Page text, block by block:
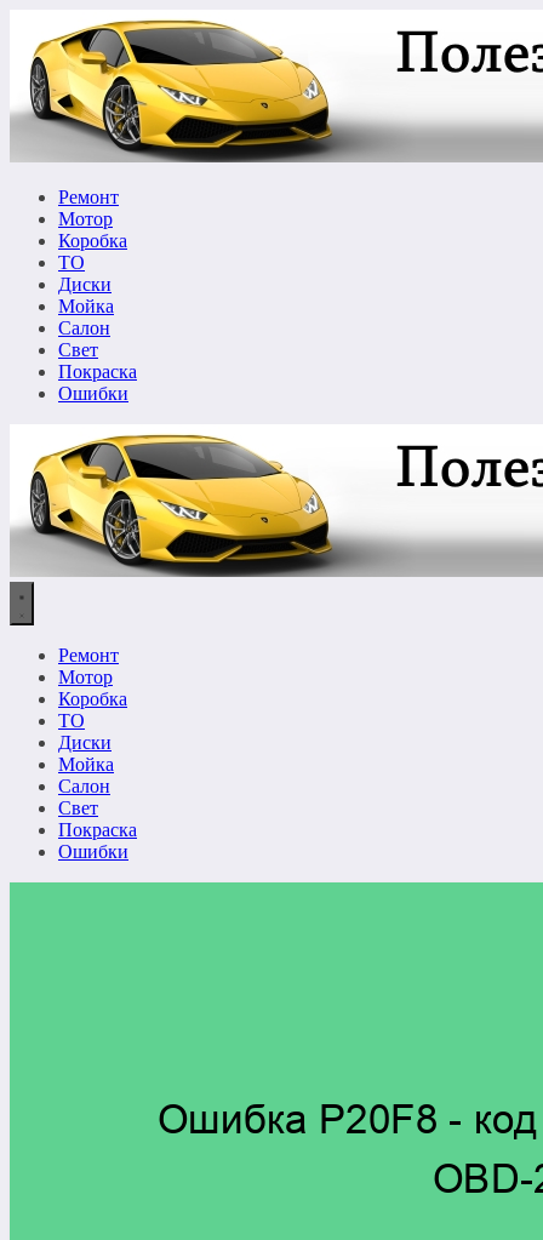
содержимому
Ремонт
Мотор
Коробка
ТО
Диски
Мойка
Салон
Свет
Покраска
Ошибки
Ремонт
Мотор
Коробка
ТО
Диски
Мойка
Салон
Свет
Покраска
Ошибки